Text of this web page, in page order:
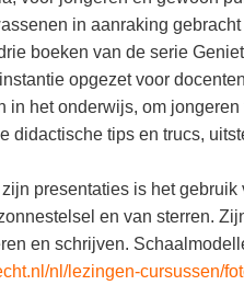
in aanraking
boeken van de serie
opgezet voor
in het onderwijs, om
didactische tips en trucs,
presentaties is het
en van sterren.
en schrijven.
nl/lezingen-cursussen/